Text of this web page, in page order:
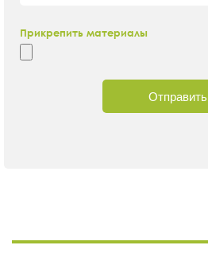
Прикрепить материалы
Отправить